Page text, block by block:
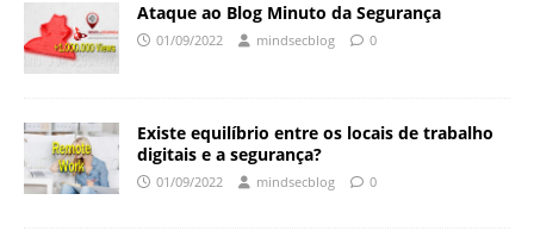
Ataque ao Blog Minuto da Segurança
01/09/2022 mindsecblog 0
Existe equilíbrio entre os locais de trabalho
digitais e a segurança?
01/09/2022 mindsecblog 0